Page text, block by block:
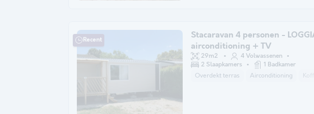
Recent
Stacaravan 4 personen -
airconditioning + TV
29m2
4 Volwassenen
2 Slaapkamers
1 Badkamer
Overdekt terras Airconditioning